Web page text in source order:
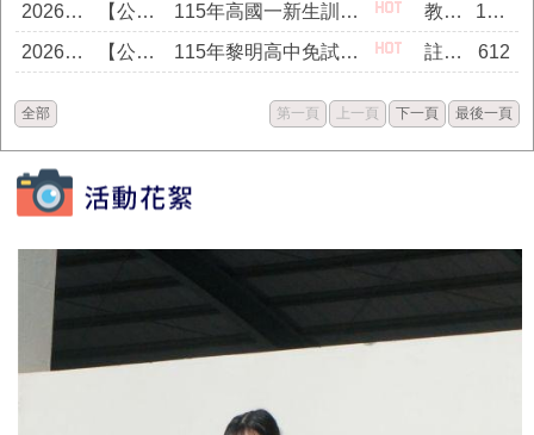
2026/07/28
【公告】 115年高國一新生訓練日程表 教務副主任
1506
2026/07/28
【公告】 115年黎明高中免試入學續招簡章公告 註冊組長 612
全部 第一頁 上一頁 下一頁 最後一頁